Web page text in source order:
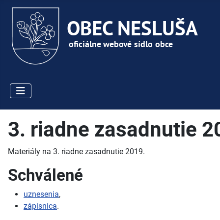
3. riadne zasadnutie
Materiály na 3. riadne zasadnutie 2019.
Schválené
uznesenia,
zápisnica.